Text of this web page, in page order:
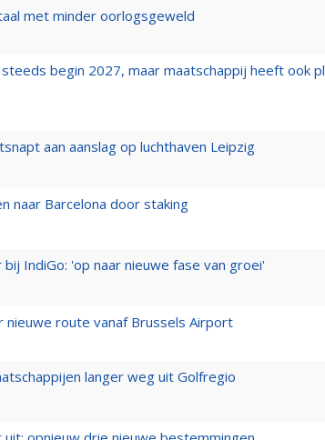
met minder oorlogsgeweld
begin 2027, maar maatschappij heeft ook
aan aanslag op luchthaven Leipzig
naar Barcelona door staking
IndiGo: 'op naar nieuwe fase van groei'
route vanaf Brussels Airport
langer weg uit Golfregio